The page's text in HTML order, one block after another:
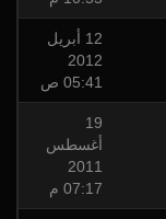
12 أبريل
2012
05:41 ص
19
أغسطس
2011
07:17 م